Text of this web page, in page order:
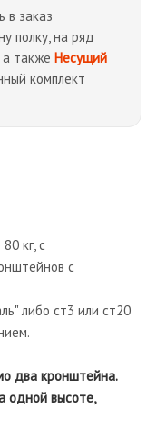
в заказ
полку, на ряд
также Несущий
комплект
кг, с
с
либо ст3 или ст20
два кронштейна.
одной высоте,